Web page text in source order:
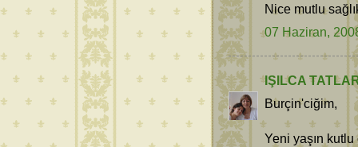
Nice mutlu
07 Haziran,
IŞILCA
Burçin'ciğim,
Yeni yaşın